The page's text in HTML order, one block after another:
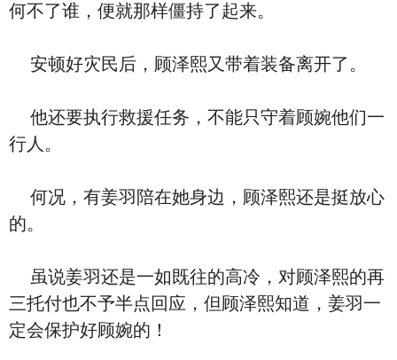
何不了谁，便就那样僵持了起来。
安顿好灾民后，顾泽熙又带着装备离开了。
他还要执行救援任务，不能只守着顾婉他们一
行人。
何况，有姜羽陪在她身边，顾泽熙还是挺放心
的。
虽说姜羽还是一如既往的高冷，对顾泽熙的再
三托付也不予半点回应，但顾泽熙知道，姜羽一
定会保护好顾婉的！